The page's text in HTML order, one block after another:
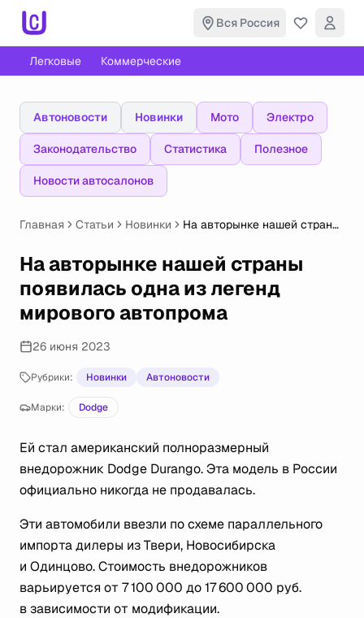
Вся Россия
Легковые Коммерческие
Автоновости Новинки Мото Электро
Законодательство Статистика Полезное
Новости автосалонов
Главная Статьи Новинки
На авторынке нашей страны
мирового автопрома
На авторынке нашей страны
появилась одна из легенд
мирового автопрома
26 июня 2023
Рубрики: Новинки Автоновости
Марки: Dodge
Ей стал американский полноразмерный
внедорожник Dodge Durango. Эта модель в России
официально никогда не продавалась.
Эти автомобили ввезли по схеме параллельного
импорта дилеры из Твери, Новосибирска
и Одинцово. Стоимость внедорожников
варьируется от 7 100 000 до 17 600 000 руб.
в зависимости от модификации.